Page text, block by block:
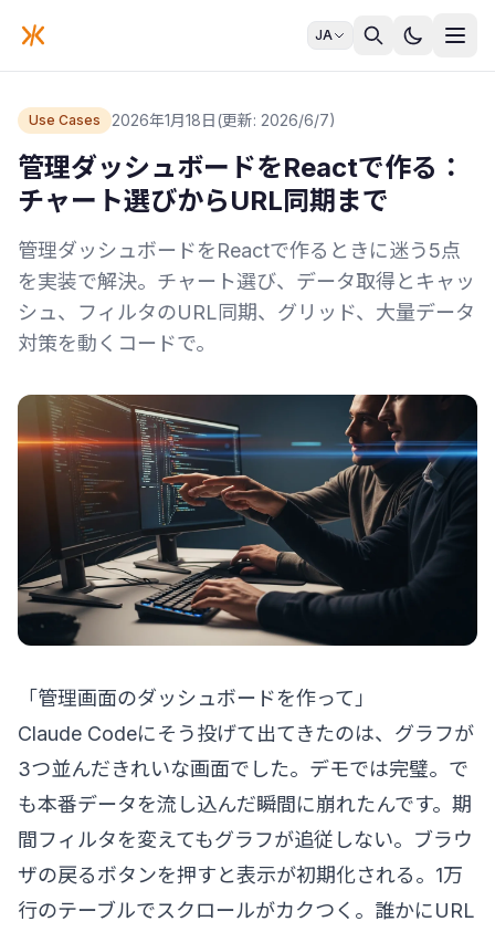
JA
Use Cases 2026年1月18日(更新: 2026/6/7)
管理ダッシュボードをReactで作る：
チャート選びからURL同期まで
管理ダッシュボードをReactで作るときに迷う5点
を実装で解決。チャート選び、データ取得とキャッ
シュ、フィルタのURL同期、グリッド、大量データ
対策を動くコードで。
「管理画面のダッシュボードを作って」
Claude Codeにそう投げて出てきたのは、グラフが
3つ並んだきれいな画面でした。デモでは完璧。で
も本番データを流し込んだ瞬間に崩れたんです。期
間フィルタを変えてもグラフが追従しない。ブラウ
ザの戻るボタンを押すと表示が初期化される。1万
行のテーブルでスクロールがカクつく。誰かにURL